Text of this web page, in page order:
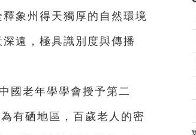
象州得天獨厚的自然環境
遠，極具識別度與傳播
國老年學學會授予第二
有硒地區，百歲老人的密